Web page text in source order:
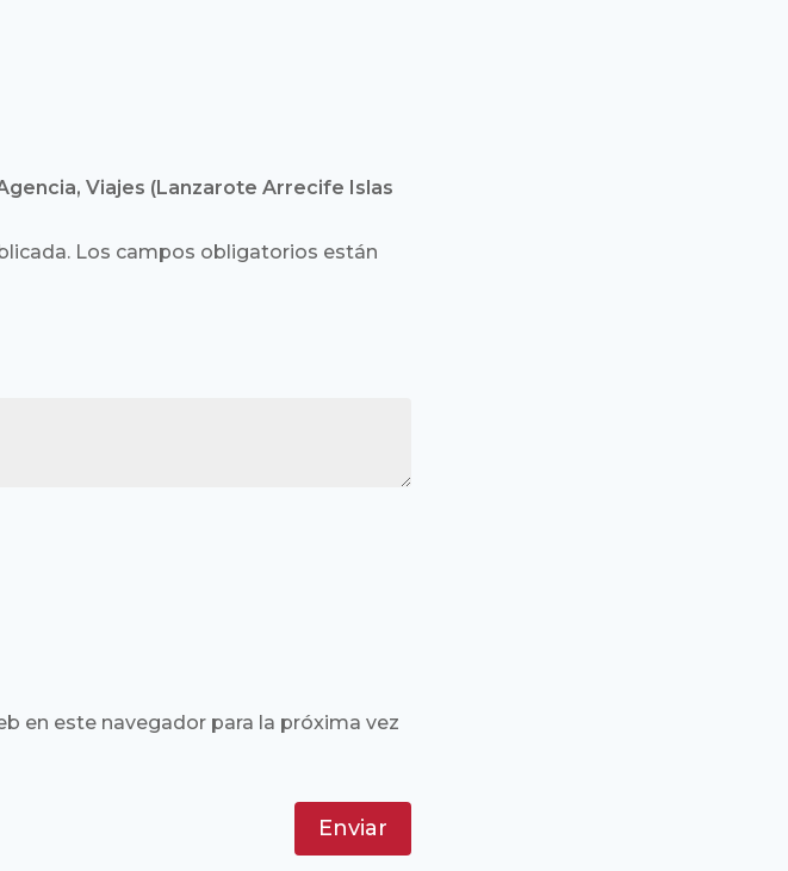
Viajes (Lanzarote Arrecife Islas
Los campos obligatorios están
en este navegador para la próxima vez
Enviar